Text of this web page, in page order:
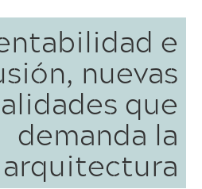
e
nuevas
que
demanda la
arquitectura